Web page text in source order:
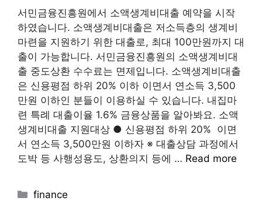
서민금융진흥원에서 소액생계비대출 예약을 시작
하였습니다. 소액생계비대출은 저소득층의 생계비
마련을 지원하기 위한 대출로, 최대 100만원까지 대
출이 가능합니다. 서민금융진흥원의 소액생계비대
출 중도상환 수수료는 면제입니다. 소액생계비대출
은 신용평점 하위 20% 이하 이면서 연소득 3,500
만원 이하인 분들이 이용하실 수 있습니다. 내집마
련 특례 대출이율 1.6% 금융상품을 알아봐요. 소액
생계비대출 지원대상 ● 신용평점 하위 20% 이면
서 연소득 3,500만원 이하자 ※ 대출상담 과정에서
도박 등 사행성용도, 상환의지 등에 … Read more
Categories
finance